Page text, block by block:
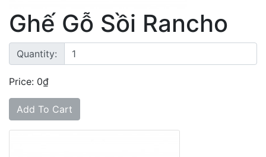
Ghế Gỗ Sồi Rancho
Quantity:
Price: 0₫
Add To Cart